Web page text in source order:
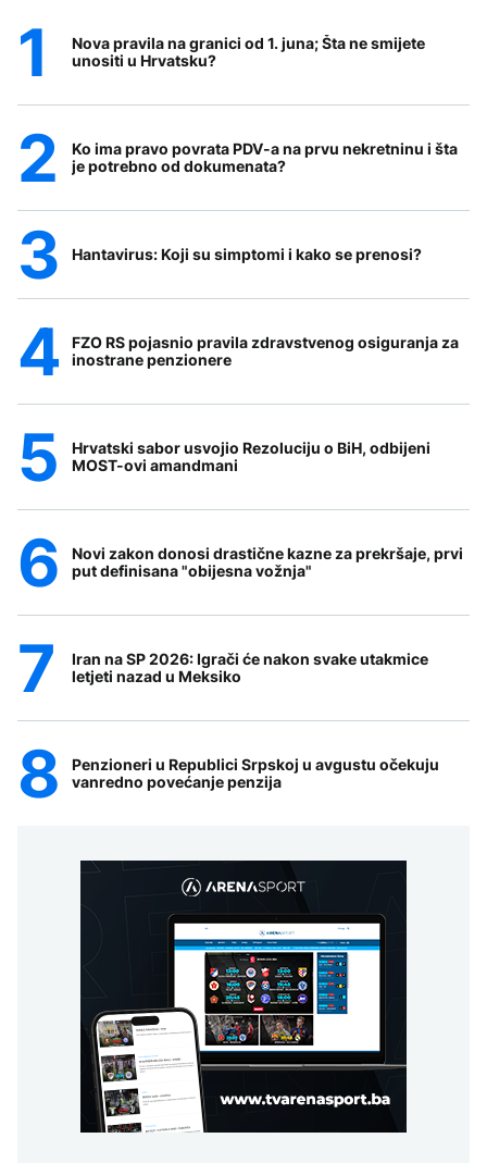
Nova pravila na granici od 1. juna; Šta ne smijete
unositi u Hrvatsku?
Ko ima pravo povrata PDV-a na prvu nekretninu i šta
je potrebno od dokumenata?
Hantavirus: Koji su simptomi i kako se prenosi?
FZO RS pojasnio pravila zdravstvenog osiguranja za
inostrane penzionere
Hrvatski sabor usvojio Rezoluciju o BiH, odbijeni
MOST-ovi amandmani
Novi zakon donosi drastične kazne za prekršaje, prvi
put definisana "obijesna vožnja"
Iran na SP 2026: Igrači će nakon svake utakmice
letjeti nazad u Meksiko
Penzioneri u Republici Srpskoj u avgustu očekuju
vanredno povećanje penzija